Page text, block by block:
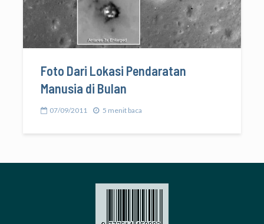
Foto Dari Lokasi Pendaratan
Manusia di Bulan
07/09/2011 5 menit baca